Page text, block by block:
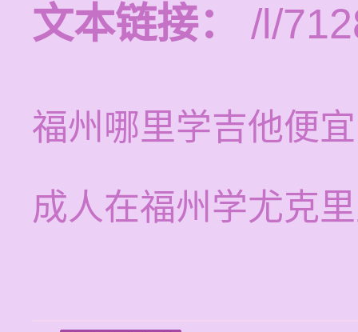
文本链接：
/l/
福州哪里学吉他便宜
成人在福州学尤克